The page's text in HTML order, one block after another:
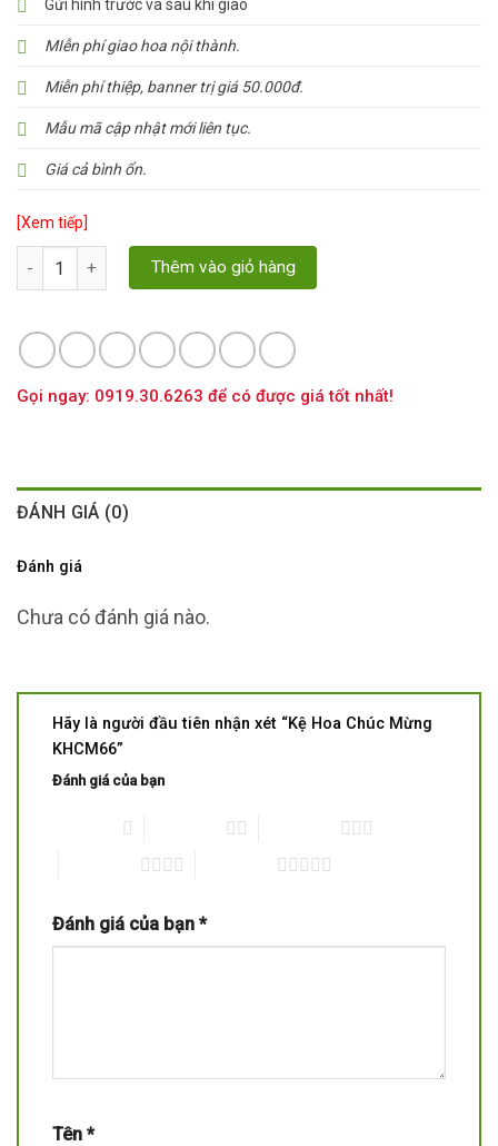
Gửi hình trước và sau khi giao
MIễn phí giao hoa nội thành.
Miễn phí thiệp, banner trị giá 50.000đ.
Mẫu mã cập nhật mới liên tục.
Giá cả bình ổn.
[Xem tiếp]
Số lượng Thêm vào giỏ hàng
Gọi ngay: 0919.30.6263 để có được giá tốt nhất!
ĐÁNH GIÁ (0)
Đánh giá
Chưa có đánh giá nào.
Hãy là người đầu tiên nhận xét “Kệ Hoa Chúc Mừng
KHCM66”
Đánh giá của bạn
Đánh giá của bạn *
Tên *